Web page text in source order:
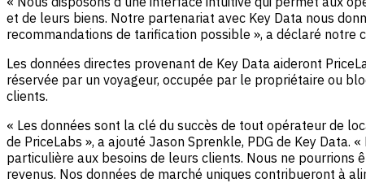
et de leurs biens. Notre partenariat avec Key Data nous
recommandations de tarification possible », a déclaré notre
Les données directes provenant de Key Data aideront
réservée par un voyageur, occupée par le propriétaire ou
clients.
« Les données sont la clé du succès de tout opérateur de
de PriceLabs », a ajouté Jason Sprenkle, PDG de Key
particulière aux besoins de leurs clients. Nous ne
revenus. Nos données de marché uniques contribueront à